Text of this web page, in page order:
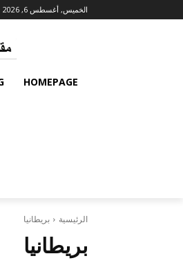
الخميس, أغسطس 6, 2026
HOMEPAGE
الرئيسية بريطانيا
بريطانيا